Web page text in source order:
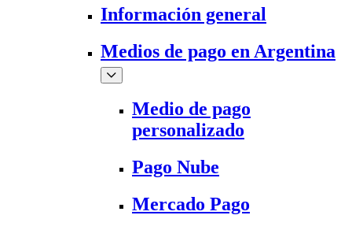
Información general
Medios de pago en Argentina
Medio de pago
personalizado
Pago Nube
Mercado Pago